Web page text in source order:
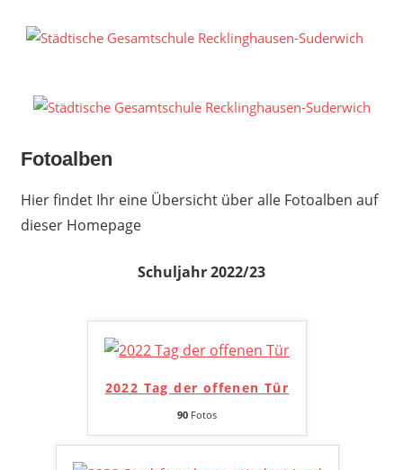
Inhalt
Fotoalben
Hier findet Ihr eine Übersicht über alle Fotoalben auf
dieser Homepage
Schuljahr 2022/23
2022 Tag der offenen Tür
90 Fotos